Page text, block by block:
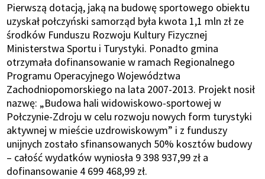
Pierwszą dotacją, jaką na budowę sportowego obiektu
uzyskał połczyński samorząd była kwota 1,1 mln zł ze
środków Funduszu Rozwoju Kultury Fizycznej
Ministerstwa Sportu i Turystyki. Ponadto gmina
otrzymała dofinansowanie w ramach Regionalnego
Programu Operacyjnego Województwa
Zachodniopomorskiego na lata 2007-2013. Projekt nosił
nazwę: „Budowa hali widowiskowo-sportowej w
Połczynie-Zdroju w celu rozwoju nowych form turystyki
aktywnej w mieście uzdrowiskowym” i z funduszy
unijnych zostało sfinansowanych 50% kosztów budowy
– całość wydatków wyniosła 9 398 937,99 zł a
dofinansowanie 4 699 468,99 zł.